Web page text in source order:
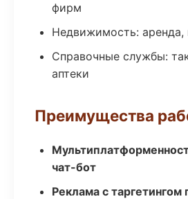
фирм
Недвижимость: аренда,
Справочные службы:
аптеки
Преимущества
чат-бот
Реклама с таргетингом